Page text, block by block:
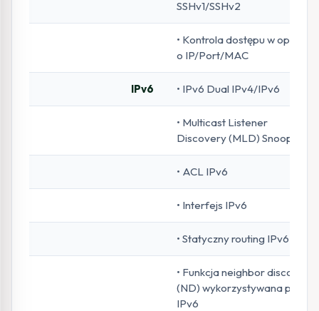
SSHv1/SSHv2
• Kontrola dostępu w oparciu
o IP/Port/MAC
IPv6 • IPv6 Dual IPv4/IPv6
• Multicast Listener
Discovery (MLD) Snooping
• ACL IPv6
• Interfejs IPv6
• Statyczny routing IPv6
• Funkcja neighbor discovery
(ND) wykorzystywana przez
IPv6